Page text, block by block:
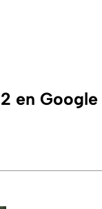
en Google